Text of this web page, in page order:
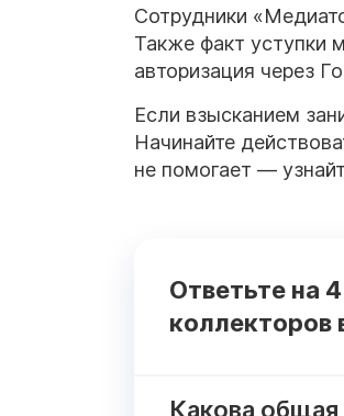
Сотрудники
Также факт уступки
авторизация через
Если взысканием
Начинайте
не помогает —
Ответьте на
коллекторов
Какова